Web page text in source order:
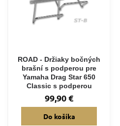
ROAD - Držiaky bočných
brašní s podperou pre
Yamaha Drag Star 650
Classic s podperou
99,90 €
Do košíka